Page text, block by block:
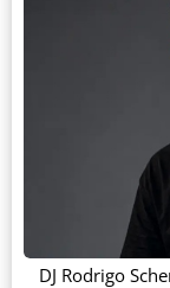
DJ Rodrigo